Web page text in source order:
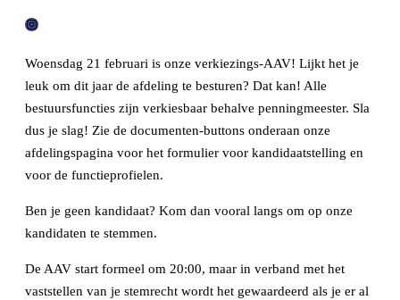
I
n
s
t
a
m
Woensdag 21 februari is onze verkiezings-AAV! Lijkt het je
leuk om dit jaar de afdeling te besturen? Dat kan! Alle
bestuursfuncties zijn verkiesbaar behalve penningmeester. Sla
dus je slag! Zie de documenten-buttons onderaan onze
afdelingspagina voor het formulier voor kandidaatstelling en
voor de functieprofielen.
Ben je geen kandidaat? Kom dan vooral langs om op onze
kandidaten te stemmen.
De AAV start formeel om 20:00, maar in verband met het
vaststellen van je stemrecht wordt het gewaardeerd als je er al